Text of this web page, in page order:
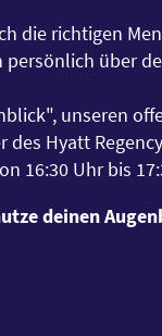
die richtigen
über
unseren
des Hyatt
16:30 Uhr bis
deinen